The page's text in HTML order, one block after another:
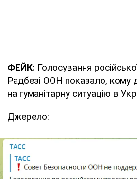
ФЕЙК: Голосування
Радбезі ООН показало, кому
на гуманітарну ситуацію в
Джерело: